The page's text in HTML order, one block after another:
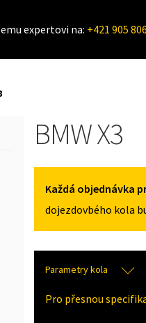
expertovi na: +421 905
BMW X3
Každá objednávka
dojezdovbého kola
Parametry kola
Pro přesnou